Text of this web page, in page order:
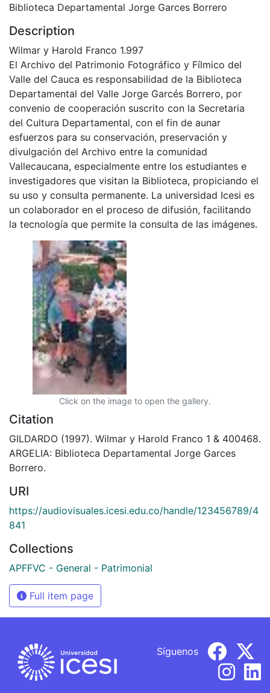
Biblioteca Departamental Jorge Garces Borrero
Description
Wilmar y Harold Franco 1.997
El Archivo del Patrimonio Fotográfico y Fílmico del
Valle del Cauca es responsabilidad de la Biblioteca
Departamental del Valle Jorge Garcés Borrero, por
convenio de cooperación suscrito con la Secretaria
del Cultura Departamental, con el fin de aunar
esfuerzos para su conservación, preservación y
divulgación del Archivo entre la comunidad
Vallecaucana, especialmente entre los estudiantes e
investigadores que visitan la Biblioteca, propiciando el
su uso y consulta permanente. La universidad Icesi es
un colaborador en el proceso de difusión, facilitando
la tecnología que permite la consulta de las imágenes.
Click on the image to open the gallery.
Citation
GILDARDO (1997). Wilmar y Harold Franco 1 & 400468.
ARGELIA: Biblioteca Departamental Jorge Garces
Borrero.
URI
https://audiovisuales.icesi.edu.co/handle/123456789/4
841
Collections
APFFVC - General - Patrimonial
Full item page
Síguenos